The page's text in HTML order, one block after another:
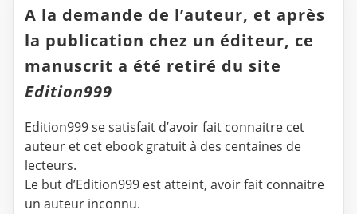
A la demande de l’auteur, et après
la publication chez un éditeur, ce
manuscrit a été retiré du site
Edition999
Edition999 se satisfait d’avoir fait connaitre cet
auteur et cet ebook gratuit à des centaines de
lecteurs.
Le but d’Edition999 est atteint, avoir fait connaitre
un auteur inconnu.